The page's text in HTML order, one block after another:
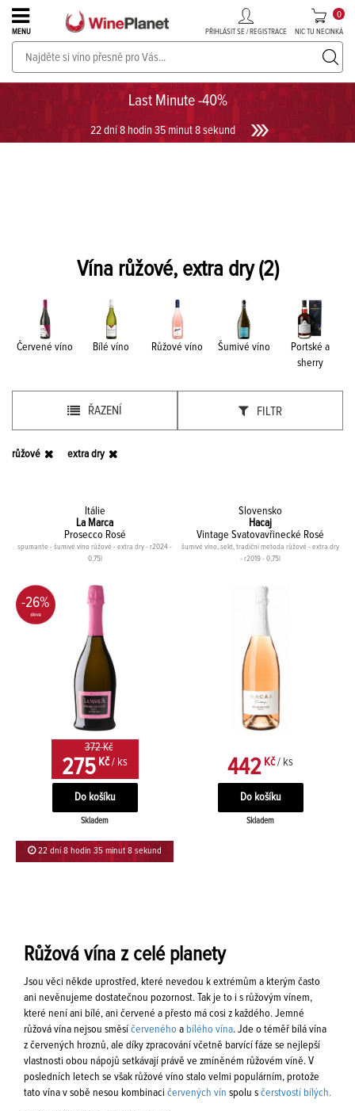
Last Minute -40%
22 dní 8 hodin 35 minut 8 sekund
MENU PŘIHLÁSIT SE / REGISTRACE NIC TU NECINKÁ
0
PROSECCO v akci až do -30%!UKÁZAT PROSECCO
Vína růžové, extra dry(2)
Červené víno Bílé víno Růžové víno Šumivé víno
Portské a
sherry
ŘAZENÍ FILTR
růžové extra dry
Itálie
La Marca
Prosecco Rosé
spumante - šumivé víno růžové - extra dry - r2024 -
0,75l
-26%
372 Kč
275 Kč / ks
Skladem
22 dní 8 hodin 35 minut 8 sekund
Slovensko
Hacaj
Vintage Svatovavřinecké Rosé
šumivé víno, sekt, tradiční metoda růžové - extra dry
- r2019 - 0,75l
442 Kč / ks
Skladem
Růžová vína z celé planety
Jsou věci někde uprostřed, které nevedou k extrémům a kterým často
ani nevěnujeme dostatečnou pozornost. Tak je to i s růžovým vínem,
které není ani bílé, ani červené a přesto má cosi z každého. Jemné
růžová vína nejsou směsí červeného a bílého vína. Jde o téměř bílá vína
z červených hroznů, ale díky zpracování včetně barvící fáze se nejlepší
vlastnosti obou nápojů setkávají právě ve zmíněném růžovém víně. V
posledních letech se však růžové víno stalo velmi populárním, protože
tato vína v sobě nesou kombinaci červených vín spolu s čerstvostí bílých.